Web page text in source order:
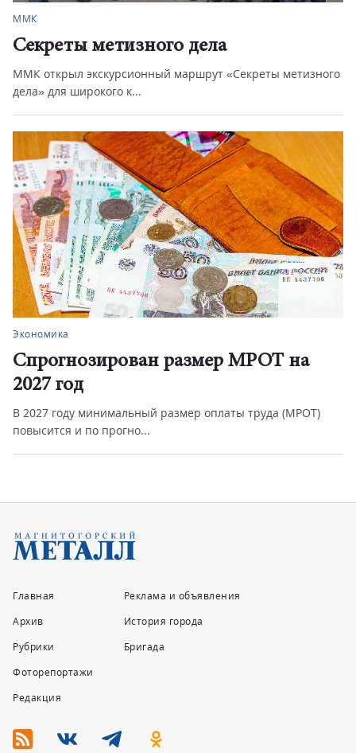
ММК
Секреты метизного дела
ММК открыл экскурсионный маршрут «Секреты метизного
дела» для широкого к...
Экономика
Спрогнозирован размер МРОТ на
2027 год
В 2027 году минимальный размер оплаты труда (МРОТ)
повысится и по прогно...
Главная
Архив
Рубрики
Фоторепортажи
Редакция
Реклама и объявления
История города
Бригада